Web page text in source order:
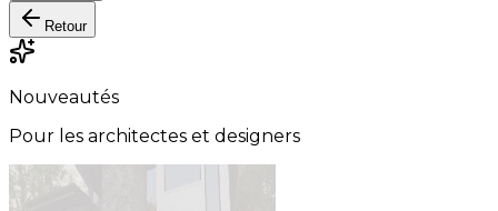
Retour
Nouveautés
Pour les architectes et designers